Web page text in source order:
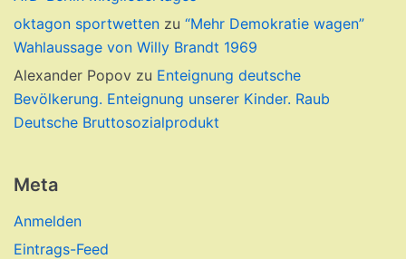
oktagon sportwetten zu “Mehr Demokratie wagen”
Wahlaussage von Willy Brandt 1969
Alexander Popov zu Enteignung deutsche
Bevölkerung. Enteignung unserer Kinder. Raub
Deutsche Bruttosozialprodukt
Meta
Anmelden
Eintrags-Feed